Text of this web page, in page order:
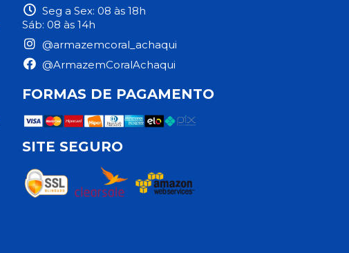
Seg a Sex: 08 às 18h
Sáb: 08 às 14h
@armazemcoral_achaqui
@ArmazemCoralAchaqui
FORMAS DE PAGAMENTO
SITE SEGURO